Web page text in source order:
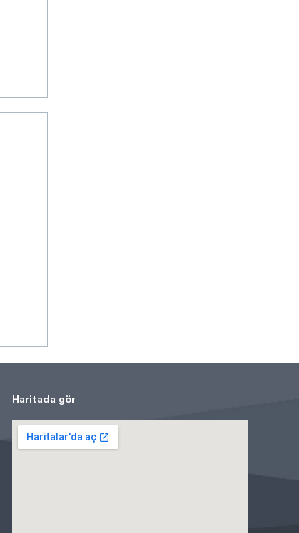
Haritada gör